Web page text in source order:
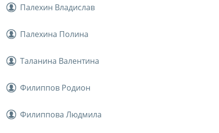
Палехин Владислав
Палехина Полина
Таланина Валентина
Филиппов Родион
Филиппова Людмила